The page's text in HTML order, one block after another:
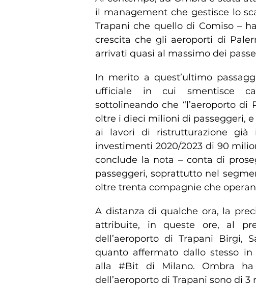
il management che gestisce lo
Trapani che quello di Comiso –
crescita che gli aeroporti di
arrivati quasi al massimo dei
In merito a quest’ultimo
ufficiale in cui smentisce
sottolineando che “l’aeroporto
oltre i dieci milioni di passeggeri,
ai lavori di ristrutturazione
investimenti 2020/2023 di 90
conclude la nota – conta di
passeggeri, soprattutto nel
oltre trenta compagnie che
A distanza di qualche ora, la
attribuite, in queste ore, al
dell’aeroporto di Trapani Birgi,
quanto affermato dallo stesso
alla #Bit di Milano. Ombra
dell’aeroporto di Trapani sono di